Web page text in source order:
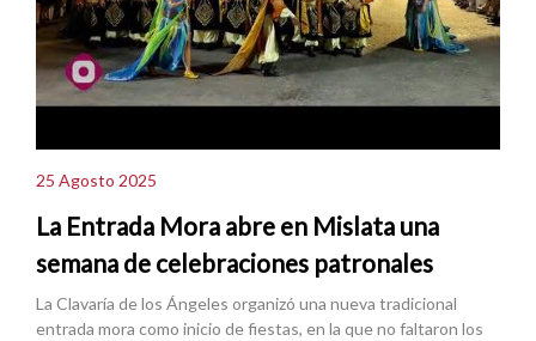
25 Agosto 2025
La Entrada Mora abre en Mislata una
semana de celebraciones patronales
La Clavaría de los Ángeles organizó una nueva tradicional
entrada mora como inicio de fiestas, en la que no faltaron los